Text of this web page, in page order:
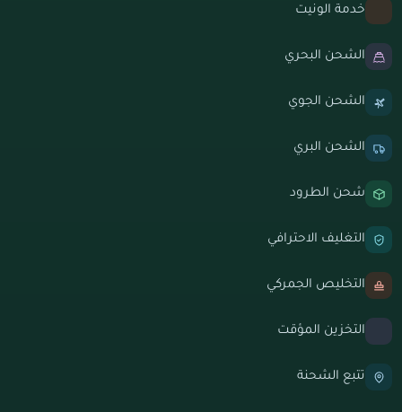
خدمة الونيت
الشحن البحري
الشحن الجوي
الشحن البري
شحن الطرود
التغليف الاحترافي
التخليص الجمركي
التخزين المؤقت
تتبع الشحنة